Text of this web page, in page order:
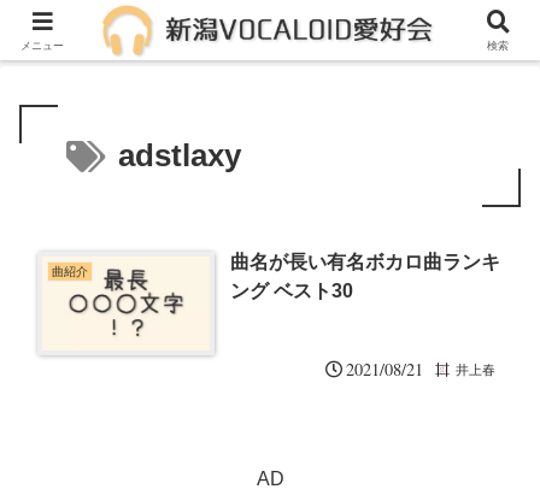
メンバー募集中！一緒に活動しませんか？
adstlaxy
曲紹介
曲名が長い有名ボカロ曲ランキ
ング ベスト30
2021/08/21 井上春
AD
メニュー 検索